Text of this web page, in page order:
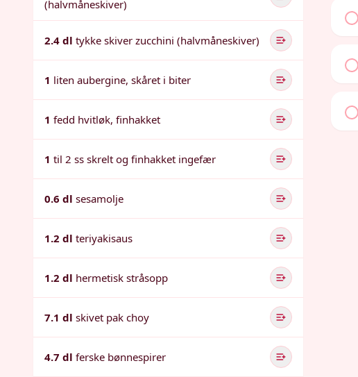
(halvmåneskiver)
2.4 dl tykke skiver zucchini (halvmåneskiver)
1 liten aubergine, skåret i biter
1 fedd hvitløk, finhakket
1 til 2 ss skrelt og finhakket ingefær
0.6 dl sesamolje
1.2 dl teriyakisaus
1.2 dl hermetisk stråsopp
7.1 dl skivet pak choy
4.7 dl ferske bønnespirer